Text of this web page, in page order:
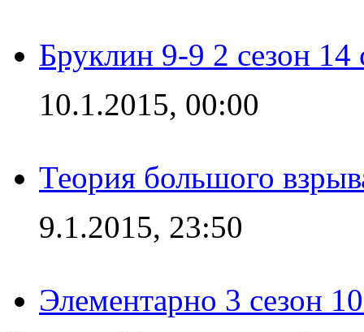
Бруклин 9-9 2 сезон 14
10.1.2015, 00:00
Теория большого
9.1.2015, 23:50
Элементарно 3 сезон